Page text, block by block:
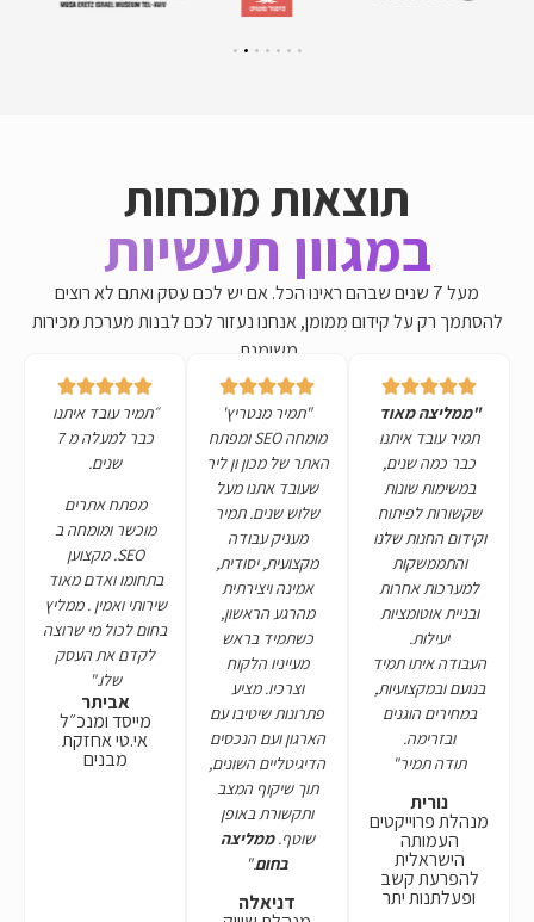
מוכחות
תעשיות
שבהם ראינו הכל. אם יש לכם עסק ואתם לא רוצים
ממומן, אנחנו נעזור לכם לבנות מערכת מכירות
"תמיר מנטריץ'
מומחה SEO ומפתח
האתר של מכון ון ליר
שעובד אתנו מעל
שלוש שנים. תמיר
מעניק עבודה
מקצועית, יסודית,
אמינה ויצירתית
מהרגע הראשון,
כשתמיד בראש
מעייניו הלקוח
וצרכיו. מציע
פתרונות שיטיבו עם
הארגון ועם הנכסים
הדיגיטליים השונים,
ותקשורת באופן
שוטף.ממליצה
בחום."
דניאלה
״תמיר עובד איתנו
כבר למעלה מ 7
שנים.
מפתח אתרים
מוכשר ומומחה ב
SEO. מקצוען
בתחומו ואדם מאוד
שירותי ואמין . ממליץ
בחום לכול מי שרוצה
לקדם את העסק
שלו."
אביתר
מייסד ומנכ״ל
אי.טי אחזקת
מבנים